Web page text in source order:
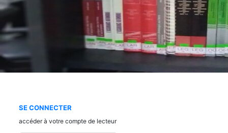
SE CONNECTER
accéder à votre compte de lecteur